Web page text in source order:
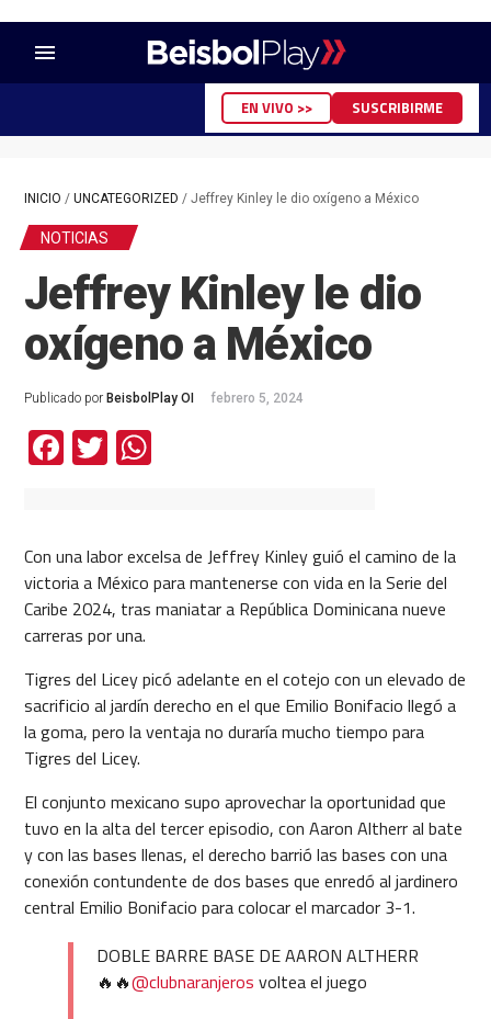
menu
EN VIVO >> SUSCRIBIRME
INICIO / UNCATEGORIZED / Jeffrey Kinley le dio oxígeno a México
NOTICIAS
Jeffrey Kinley le dio
oxígeno a México
Publicado por BeisbolPlay OI febrero 5, 2024
Facebook
TwitterWhatsApp
Con una labor excelsa de Jeffrey Kinley guió el camino de la
victoria a México para mantenerse con vida en la Serie del
Caribe 2024, tras maniatar a República Dominicana nueve
carreras por una.
Tigres del Licey picó adelante en el cotejo con un elevado de
sacrificio al jardín derecho en el que Emilio Bonifacio llegó a
la goma, pero la ventaja no duraría mucho tiempo para
Tigres del Licey.
El conjunto mexicano supo aprovechar la oportunidad que
tuvo en la alta del tercer episodio, con Aaron Altherr al bate
y con las bases llenas, el derecho barrió las bases con una
conexión contundente de dos bases que enredó al jardinero
central Emilio Bonifacio para colocar el marcador 3-1.
DOBLE BARRE BASE DE AARON ALTHERR
🔥🔥@clubnaranjeros voltea el juego